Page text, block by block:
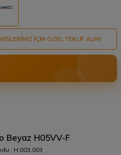
IÇIN ÖZEL TEKLIF ALIN!
Beyaz H05VV-F
: H.003.003